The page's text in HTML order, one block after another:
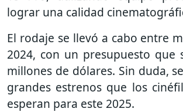
lograr una calidad
El rodaje se llevó a cabo entre
2024, con un presupuesto que
millones de dólares. Sin duda,
grandes estrenos que los
esperan para este 2025.